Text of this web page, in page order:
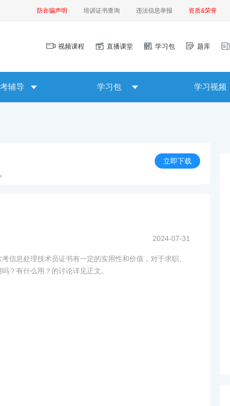
防诈骗声明 培训证书查询 违法信息举报 资质&荣誉
视频课程 直播课堂 学习包 题库
辅导 学习包 学习视频
立即下载
2024-07-31
信息处理技术员证书有一定的实用性和价值，对于求职、
？有什么用？的讨论详见正文。